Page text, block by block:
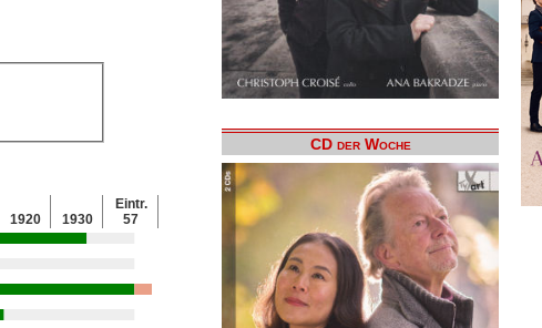
1920 1930
Eintr.
57
CD der Woche